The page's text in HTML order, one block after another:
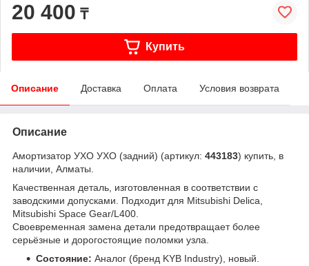
20 400 ₸
Купить
Описание Доставка Оплата Условия возврата
Описание
Амортизатор УХО УХО (задний) (артикул: 443183) купить, в
наличии, Алматы.
Качественная деталь, изготовленная в соответствии с
заводскими допусками. Подходит для Mitsubishi Delica,
Mitsubishi Space Gear/L400.
Своевременная замена детали предотвращает более
серьёзные и дорогостоящие поломки узла.
Состояние: Аналог (бренд KYB Industry), новый.